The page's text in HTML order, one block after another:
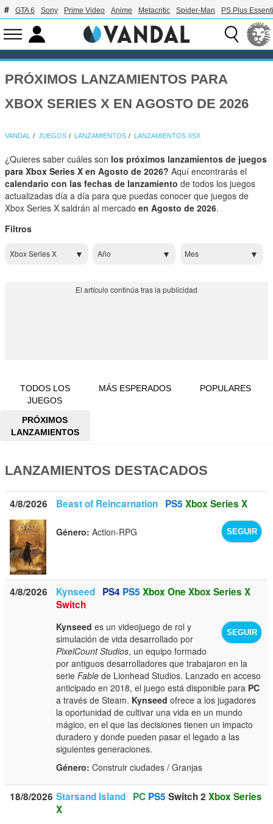
GTA 6 Sony Prime Video Anime Metacritic Spider-Man PS Plus
PRÓXIMOS LANZAMIENTOS PARA
XBOX SERIES X EN AGOSTO DE 2026
VANDAL JUEGOS LANZAMIENTOS LANZAMIENTOS XSX
¿Quieres saber cuáles son los próximos lanzamientos de juegos
para Xbox Series X en Agosto de 2026? Aquí encontrarás el
calendario con las fechas de lanzamiento de todos los juegos
actualizadas día a día para que puedas conocer que juegos de
Xbox Series X saldrán al mercadoen Agosto de 2026.
Filtros
Xbox Series X Año Mes
TODOS LOS
JUEGOS
MÁS ESPERADOS POPULARES
PRÓXIMOS
LANZAMIENTOS
LANZAMIENTOS DESTACADOS
4/8/2026 Beast of Reincarnation PS5 Xbox Series X
SEGUIR
Género: Action-RPG
4/8/2026 Kynseed PS4 PS5 Xbox One Xbox Series X
Switch
SEGUIR
Kynseed es un videojuego de rol y
simulación de vida desarrollado por
PixelCount Studios, un equipo formado
por antiguos desarrolladores que trabajaron en la
serieFable de Lionhead Studios. Lanzado en acceso
anticipado en 2018, el juego está disponible para PC
a través de Steam. Kynseed ofrece a los jugadores
la oportunidad de cultivar una vida en un mundo
mágico, en el que las decisiones tienen un impacto
duradero y donde pueden pasar el legado a las
siguientes generaciones.
Género: Construir ciudades / Granjas
18/8/2026 Starsand Island PC PS5 Switch 2 Xbox Series
X